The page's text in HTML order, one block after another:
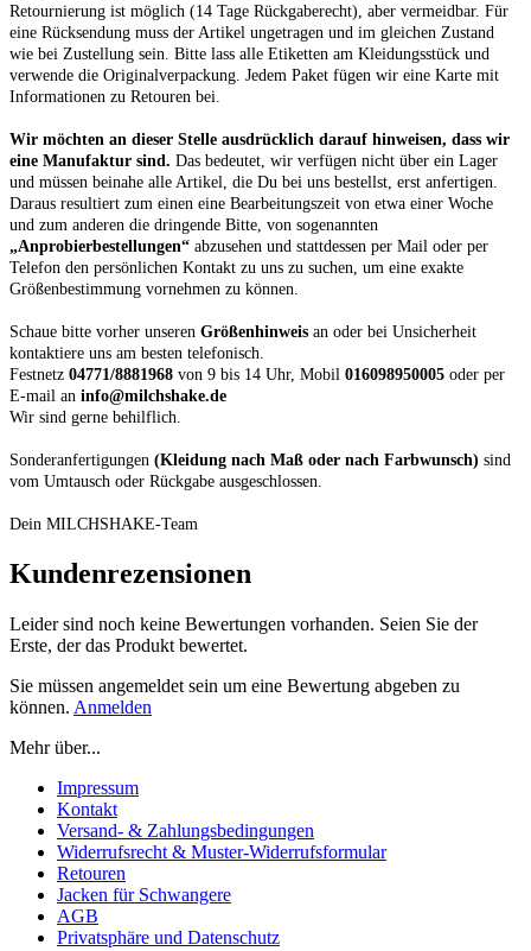
Retournierung ist möglich (14 Tage Rückgaberecht), aber vermeidbar. Für
eine Rücksendung muss der Artikel ungetragen und im gleichen Zustand
wie bei Zustellung sein. Bitte lass alle Etiketten am Kleidungsstück und
verwende die Originalverpackung. Jedem Paket fügen wir eine Karte mit
Informationen zu Retouren bei.
Wir möchten an dieser Stelle ausdrücklich darauf hinweisen, dass wir
eine Manufaktur sind. Das bedeutet, wir verfügen nicht über ein Lager
und müssen beinahe alle Artikel, die Du bei uns bestellst, erst anfertigen.
Daraus resultiert zum einen eine Bearbeitungszeit von etwa einer Woche
und zum anderen die dringende Bitte, von sogenannten
„Anprobierbestellungen“ abzusehen und stattdessen per Mail oder per
Telefon den persönlichen Kontakt zu uns zu suchen, um eine exakte
Größenbestimmung vornehmen zu können.
Schaue bitte vorher unseren Größenhinweis an oder bei Unsicherheit
kontaktiere uns am besten telefonisch.
Festnetz 04771/8881968 von 9 bis 14 Uhr, Mobil 016098950005 oder per
E-mail an info@milchshake.de
Wir sind gerne behilflich.
Sonderanfertigungen (Kleidung nach Maß oder nach Farbwunsch) sind
vom Umtausch oder Rückgabe ausgeschlossen.
Dein MILCHSHAKE-Team
Kundenrezensionen
Leider sind noch keine Bewertungen vorhanden. Seien Sie der
Erste, der das Produkt bewertet.
Sie müssen angemeldet sein um eine Bewertung abgeben zu
können. Anmelden
Mehr über...
Impressum
Kontakt
Versand- & Zahlungsbedingungen
Widerrufsrecht & Muster-Widerrufsformular
Retouren
Jacken für Schwangere
AGB
Privatsphäre und Datenschutz